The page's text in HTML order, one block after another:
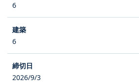
6
6
2026/9/3